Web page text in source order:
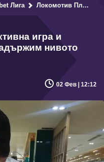
Лига Локомотив Пловдив
игра и
нивото
02 Фев | 12:12